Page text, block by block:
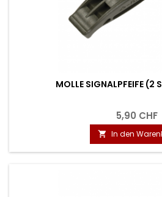
MOLLE SIGNALPFEIFE (2
5,90 CHF
 In den